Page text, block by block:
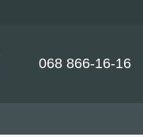
068 866-16-16